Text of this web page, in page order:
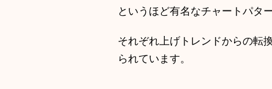
というほど有名なチャートパタ
それぞれ上げトレンドからの転
られています。